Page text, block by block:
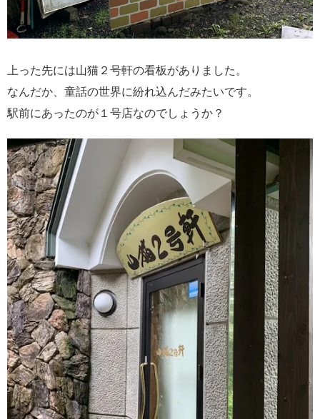
上った先には山猫２号軒の看板がありました。
なんだか、童話の世界に紛れ込んだみたいです。
駅前にあったのが１号店なのでしょうか？